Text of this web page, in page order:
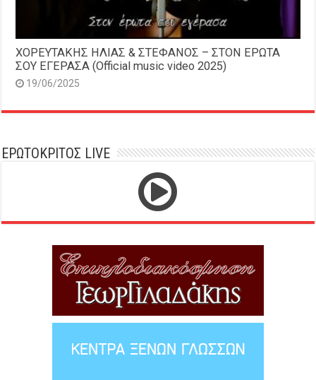
ΧΟΡΕΥΤΑΚΗΣ ΗΛΙΑΣ & ΣΤΕΦΑΝΟΣ – ΣΤΟΝ ΕΡΩΤΑ
ΣΟΥ ΕΓΕΡΑΣΑ (Official music video 2025)
19/06/2025
ΕΡΩΤΟΚΡΙΤΟΣ LIVE